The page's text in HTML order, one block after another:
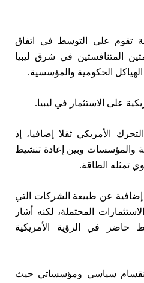
تقوم على التوسط في اتفاق
المتنافستين في شرق ليبيا
الحكومية والمؤسسية.
‌على الاستثمار في ليبيا.
الأمريكي ثقلا إضافيا، إذ
والمؤسسات وبين إعادة تنشيط
تمثله الطاقة.
إضافية عن طبيعة الشركات التي
المحتملة، لكنه أشار
في الرؤية الأمريكية
انقسام سياسي ومؤسساتي حيث